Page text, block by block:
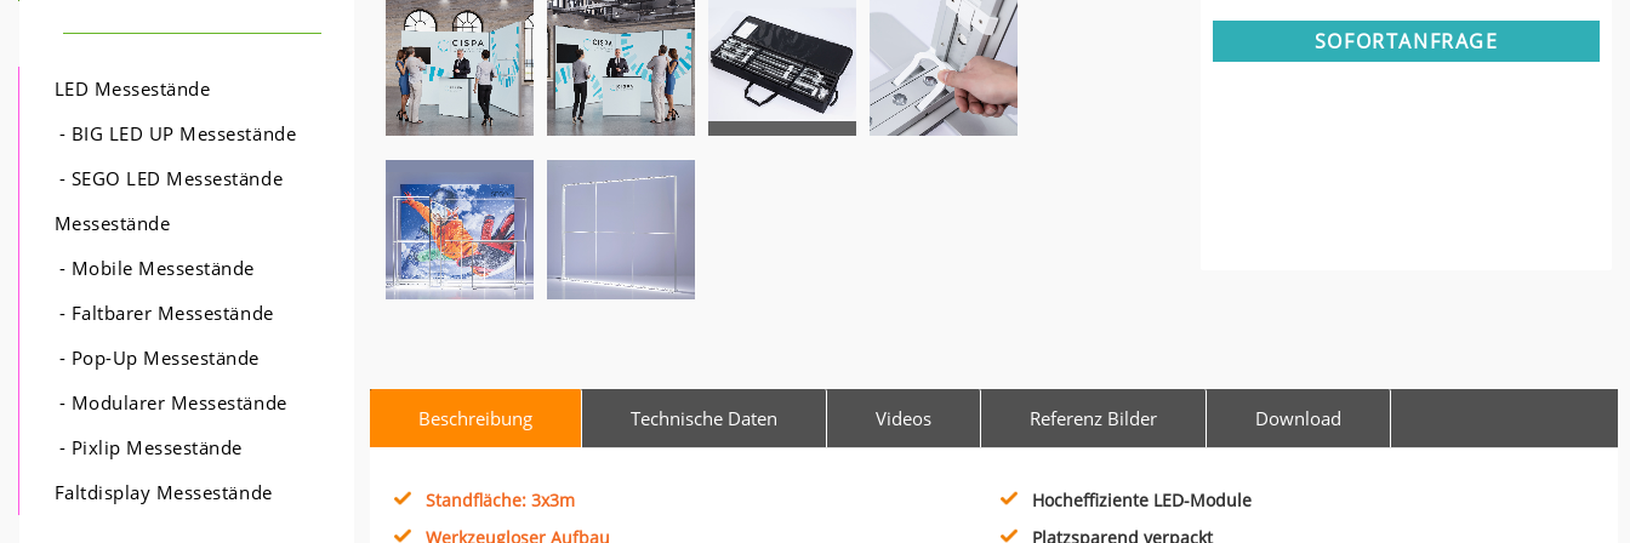
LED Messestände
- BIG LED UP Messestände
- SEGO LED Messestände
Messestände
- Mobile Messestände
- Faltbarer Messestände
- Pop-Up Messestände
- Modularer Messestände
- Pixlip Messestände
Faltdisplay Messestände
SOFORTANFRAGE
Beschreibung Technische Daten Videos Referenz Bilder Download
Standfläche: 3x3m
Werkzeugloser Aufbau
Hocheffiziente LED-Module
Platzsparend verpackt